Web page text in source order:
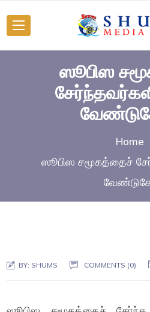
ஸூபிஸ
Home
ஸூபிஸ சமூகத்தைச்
BY: SHUMS COMMENTS (0)